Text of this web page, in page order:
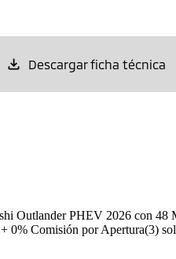
Descargar ficha técnica